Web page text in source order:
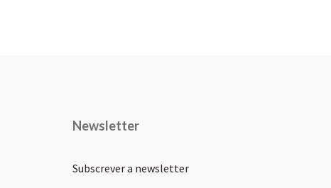
Newsletter
Subscrever a newsletter